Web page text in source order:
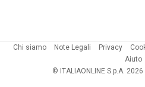
Chi siamo Note Legali Privacy
Aiuto
© ITALIAONLINE S.p.A.